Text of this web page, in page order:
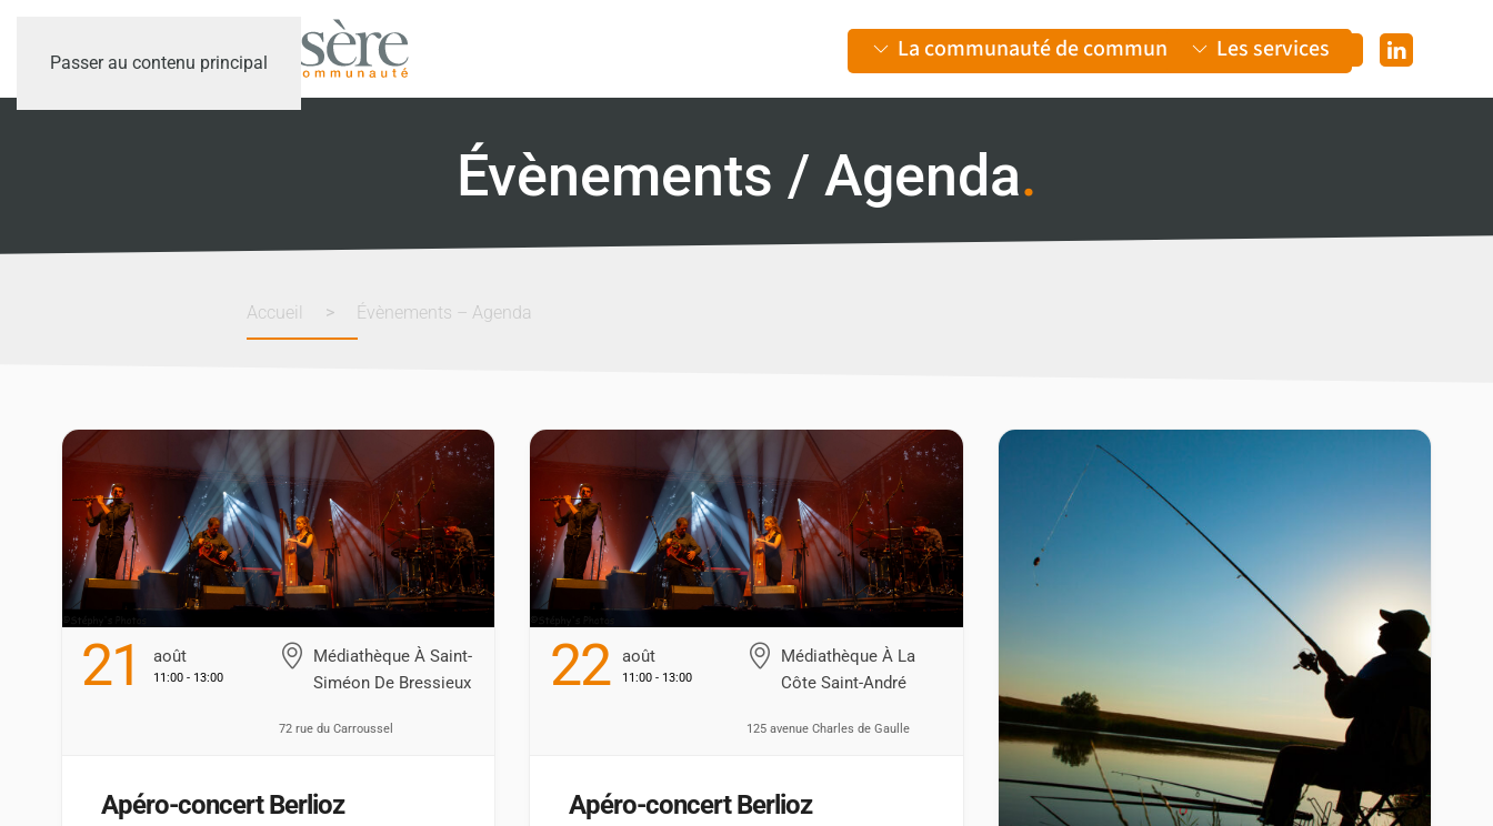
Passer au contenu principal La communauté de communes Les services
Évènements / Agenda.
Accueil Évènements – Agenda
21 Août
11:00 - 13:00
Médiathèque À Saint-
Siméon De Bressieux
72 rue du Carroussel
Apéro-concert Berlioz
22 Août
11:00 - 13:00
Médiathèque À La
Côte Saint-André
125 avenue Charles de Gaulle
Apéro-concert Berlioz